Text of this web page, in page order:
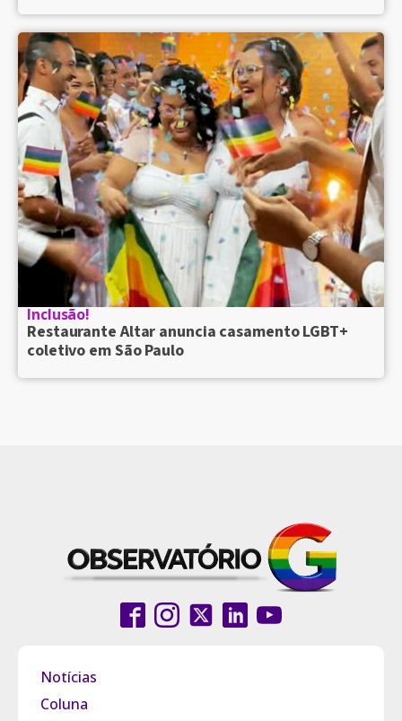
Inclusão!
Restaurante Altar anuncia casamento LGBT+
coletivo em São Paulo
Notícias
Coluna